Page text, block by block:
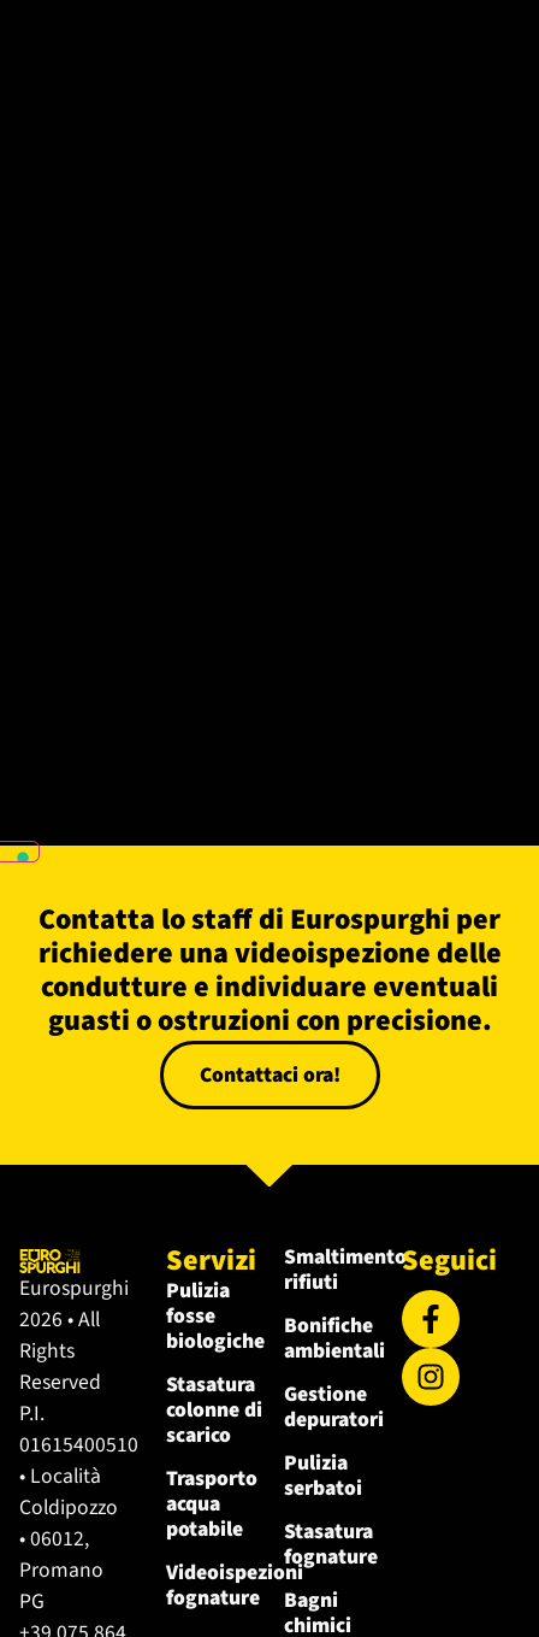
Contatta lo staff di Eurospurghi per
richiedere una videoispezione delle
condutture e individuare eventuali
guasti o ostruzioni con precisione.
Contattaci ora!
Eurospurghi
2026 • All
Rights
Reserved
P.I.
01615400510
• Località
Coldipozzo
• 06012,
Promano
PG
Servizi
Pulizia
fosse
biologiche
Stasatura
colonne di
scarico
Trasporto
acqua
potabile
Videoispezioni
fognature
Smaltimento
rifiuti
Bonifiche
ambientali
Gestione
depuratori
Pulizia
serbatoi
Stasatura
fognature
Bagni
chimici
Seguici